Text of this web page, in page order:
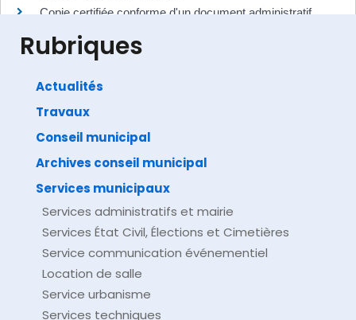
Copie certifiée conforme d'un document administratif
Direction de l'information légale et administrative
Rubriques
Actualités
Travaux
Conseil municipal
Archives conseil municipal
Services municipaux
Services administratifs et mairie
Services État Civil, Élections et Cimetières
Service communication événementiel
Location de salle
Service urbanisme
Services techniques